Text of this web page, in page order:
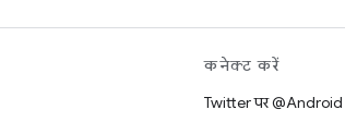
कनेक्ट करें
Twitter पर @Android